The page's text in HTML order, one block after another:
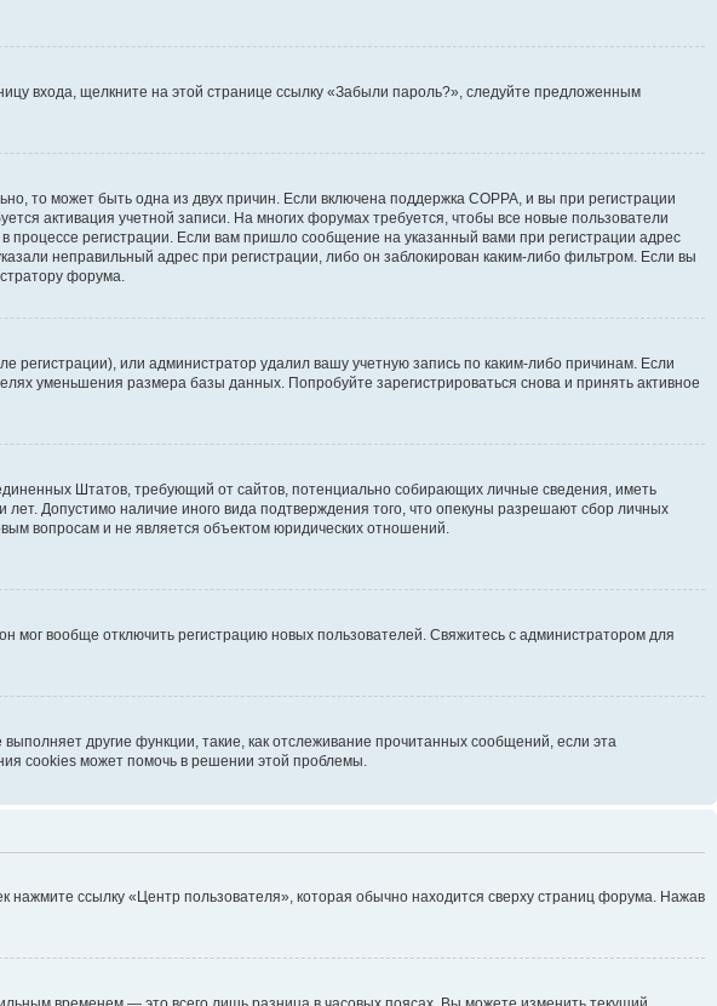
входа, щелкните на этой странице ссылку «Забыли пароль?», следуйте предложенным
то может быть одна из двух причин. Если включена поддержка COPPA, и вы при регистрации
активация учетной записи. На многих форумах требуется, чтобы все новые пользователи
регистрации. Если вам пришло сообщение на указанный вами при регистрации адрес
неправильный адрес при регистрации, либо он заблокирован каким-либо фильтром. Если вы
форума.
или администратор удалил вашу учетную запись по каким-либо причинам. Если
уменьшения размера базы данных. Попробуйте зарегистрироваться снова и принять активное
Штатов, требующий от сайтов, потенциально собирающих личные сведения, иметь
Допустимо наличие иного вида подтверждения того, что опекуны разрешают сбор личных
вопросам и не является объектом юридических отношений.
мог вообще отключить регистрацию новых пользователей. Свяжитесь с администратором для
другие функции, такие, как отслеживание прочитанных сообщений, если эта
cookies может помочь в решении этой проблемы.
ссылку «Центр пользователя», которая обычно находится сверху страниц форума. Нажав